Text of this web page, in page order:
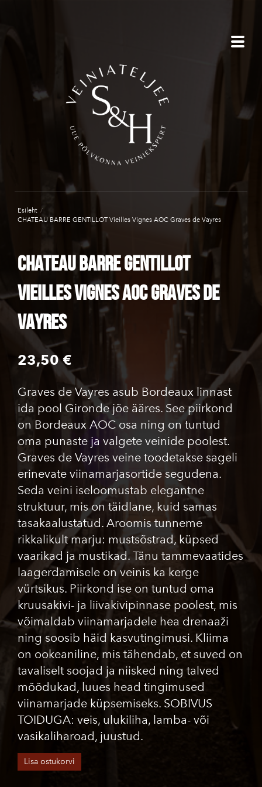
Esileht /
CHATEAU BARRE GENTILLOT Vieilles Vignes AOC Graves de Vayres
CHATEAU BARRE GENTILLOT
Vieilles Vignes AOC Graves de
Vayres
23,50 €
Graves de Vayres asub Bordeaux linnast
ida pool Gironde jõe ääres. See piirkond
on Bordeaux AOC osa ning on tuntud
oma punaste ja valgete veinide poolest.
Graves de Vayres veine toodetakse sageli
erinevate viinamarjasortide segudena.
Seda veini iseloomustab elegantne
struktuur, mis on täidlane, kuid samas
tasakaalustatud. Aroomis tunneme
rikkalikult marju: mustsõstrad, küpsed
vaarikad ja mustikad. Tänu tammevaatides
laagerdamisele on veinis ka kerge
vürtsikus. Piirkond ise on tuntud oma
kruusakivi- ja liivakivipinnase poolest, mis
võimaldab viinamarjadele hea drenaaži
ning soosib häid kasvutingimusi. Kliima
on ookeaniline, mis tähendab, et suved on
tavaliselt soojad ja niisked ning talved
mõõdukad, luues head tingimused
viinamarjade küpsemiseks. SOBIVUS
TOIDUGA: veis, ulukiliha, lamba- või
vasikaliharoad, juustud.
Lisa ostukorvi